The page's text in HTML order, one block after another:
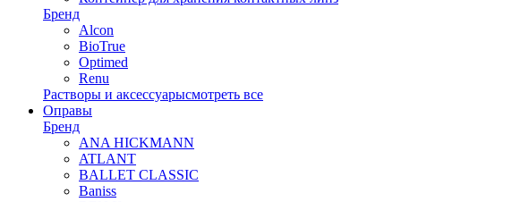
Бренд
Alcon
BioTrue
Optimed
Renu
Растворы и аксессуарысмотреть все
Оправы
Бренд
ANA HICKMANN
ATLANT
BALLET CLASSIC
Baniss